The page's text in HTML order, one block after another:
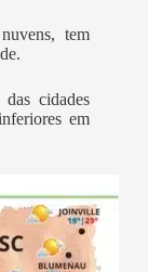
tem
cidades
em